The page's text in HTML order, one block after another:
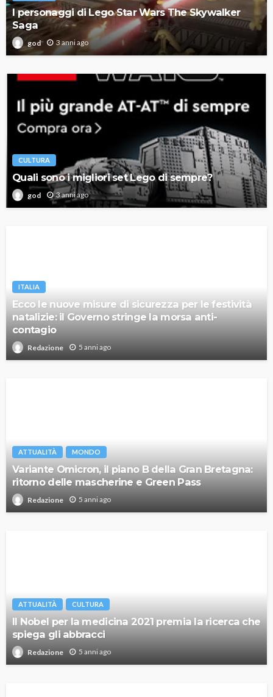
I personaggi di Lego Star Wars The Skywalker
Saga
god 3 anni ago
CULTURA
Quali sono i migliori set Lego di sempre?
god 3 anni ago
ITALIA
Ecco le nuove misure di sicurezza per le festività
natalizie: il Governo stringe la morsa anti-
contagio
Redazione 5 anni ago
ATTUALITÀ MONDO
Variante Omicron, il piano B della Gran Bretagna:
ritorno delle mascherine e Green Pass
Redazione 5 anni ago
ATTUALITÀ CULTURA
Il Nobel per la medicina 2021 premia la ricerca che
spiega gli abbracci
Redazione 5 anni ago